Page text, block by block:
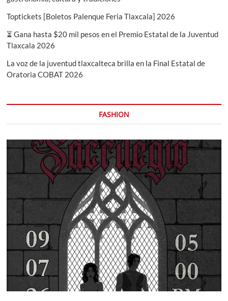
Toptickets [Boletos Palenque Feria Tlaxcala] 2026
⏳ Gana hasta $20 mil pesos en el Premio Estatal de la Juventud
Tlaxcala 2026
La voz de la juventud tlaxcalteca brilla en la Final Estatal de
Oratoria COBAT 2026
FASHION